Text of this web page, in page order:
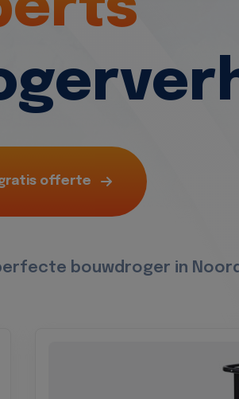
gratis offerte
bouwdroger in